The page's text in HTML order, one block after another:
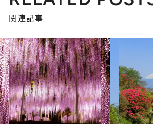
関連記事